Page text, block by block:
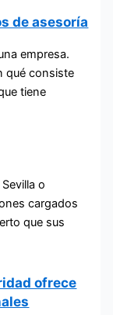
de asesoría
empresa.
qué consiste
tiene
o
cargados
que sus
ofrece